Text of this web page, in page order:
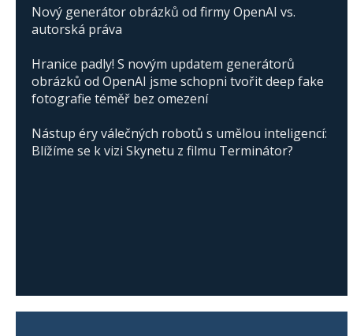
Nový generátor obrázků od firmy OpenAI vs.
autorská práva
Hranice padly! S novým updatem generátorů
obrázků od OpenAI jsme schopni tvořit deep fake
fotografie téměř bez omezení
Nástup éry válečných robotů s umělou inteligencí:
Blížíme se k vizi Skynetu z filmu Terminátor?